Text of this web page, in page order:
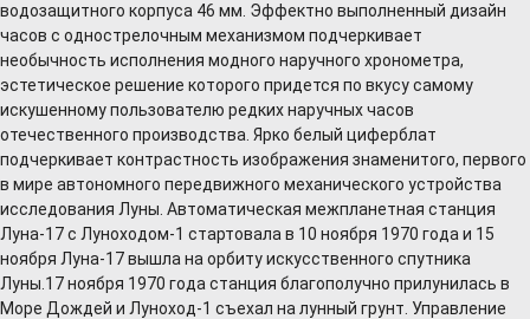
водозащитного корпуса 46 мм. Эффектно выполненный дизайн
часов с однострелочным механизмом подчеркивает
необычность исполнения модного наручного хронометра,
эстетическое решение которого придется по вкусу самому
искушенному пользователю редких наручных часов
отечественного производства. Ярко белый циферблат
подчеркивает контрастность изображения знаменитого, первого
в мире автономного передвижного механического устройства
исследования Луны. Автоматическая межпланетная станция
Луна-17 с Луноходом-1 стартовала в 10 ноября 1970 года и 15
ноября Луна-17 вышла на орбиту искусственного спутника
Луны.17 ноября 1970 года станция благополучно прилунилась в
Море Дождей и Луноход-1 съехал на лунный грунт. Управление